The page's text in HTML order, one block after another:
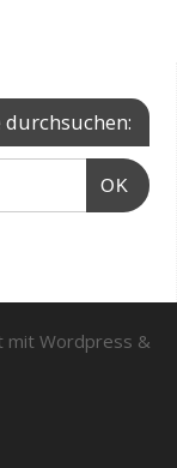
OK
mitWordpress &